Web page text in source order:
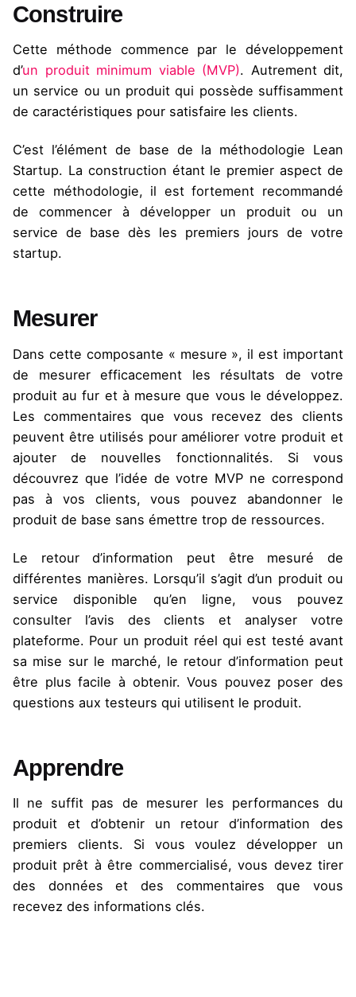
Construire
Cette méthode commence par le développement
d’un produit minimum viable (MVP). Autrement dit,
un service ou un produit qui possède suffisamment
de caractéristiques pour satisfaire les clients.
C’est l’élément de base de la méthodologie Lean
Startup. La construction étant le premier aspect de
cette méthodologie, il est fortement recommandé
de commencer à développer un produit ou un
service de base dès les premiers jours de votre
startup.
Mesurer
Dans cette composante « mesure », il est important
de mesurer efficacement les résultats de votre
produit au fur et à mesure que vous le développez.
Les commentaires que vous recevez des clients
peuvent être utilisés pour améliorer votre produit et
ajouter de nouvelles fonctionnalités. Si vous
découvrez que l’idée de votre MVP ne correspond
pas à vos clients, vous pouvez abandonner le
produit de base sans émettre trop de ressources.
Le retour d’information peut être mesuré de
différentes manières. Lorsqu’il s’agit d’un produit ou
service disponible qu’en ligne, vous pouvez
consulter l’avis des clients et analyser votre
plateforme. Pour un produit réel qui est testé avant
sa mise sur le marché, le retour d’information peut
être plus facile à obtenir. Vous pouvez poser des
questions aux testeurs qui utilisent le produit.
Apprendre
Il ne suffit pas de mesurer les performances du
produit et d’obtenir un retour d’information des
premiers clients. Si vous voulez développer un
produit prêt à être commercialisé, vous devez tirer
des données et des commentaires que vous
recevez des informations clés.